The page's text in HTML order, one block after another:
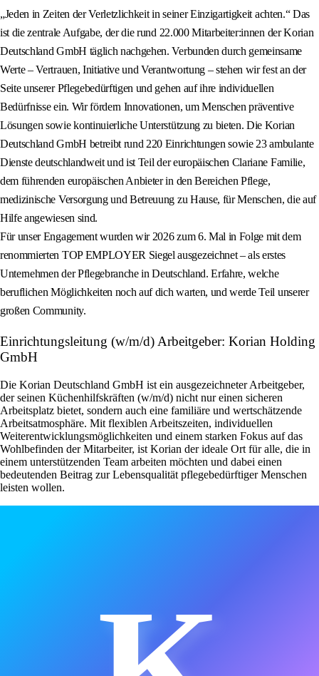
„Jeden in Zeiten der Verletzlichkeit in seiner Einzigartigkeit achten.“ Das
ist die zentrale Aufgabe, der die rund 22.000 Mitarbeiter:innen der Korian
Deutschland GmbH täglich nachgehen. Verbunden durch gemeinsame
Werte – Vertrauen, Initiative und Verantwortung – stehen wir fest an der
Seite unserer Pflegebedürftigen und gehen auf ihre individuellen
Bedürfnisse ein. Wir fördern Innovationen, um Menschen präventive
Lösungen sowie kontinuierliche Unterstützung zu bieten. Die Korian
Deutschland GmbH betreibt rund 220 Einrichtungen sowie 23 ambulante
Dienste deutschlandweit und ist Teil der europäischen Clariane Familie,
dem führenden europäischen Anbieter in den Bereichen Pflege,
medizinische Versorgung und Betreuung zu Hause, für Menschen, die auf
Hilfe angewiesen sind.
Für unser Engagement wurden wir 2026 zum 6. Mal in Folge mit dem
renommierten TOP EMPLOYER Siegel ausgezeichnet – als erstes
Unternehmen der Pflegebranche in Deutschland. Erfahre, welche
beruflichen Möglichkeiten noch auf dich warten, und werde Teil unserer
großen Community.
Einrichtungsleitung (w/m/d) Arbeitgeber: Korian Holding
GmbH
Die Korian Deutschland GmbH ist ein ausgezeichneter Arbeitgeber,
der seinen Küchenhilfskräften (w/m/d) nicht nur einen sicheren
Arbeitsplatz bietet, sondern auch eine familiäre und wertschätzende
Arbeitsatmosphäre. Mit flexiblen Arbeitszeiten, individuellen
Weiterentwicklungsmöglichkeiten und einem starken Fokus auf das
Wohlbefinden der Mitarbeiter, ist Korian der ideale Ort für alle, die in
einem unterstützenden Team arbeiten möchten und dabei einen
bedeutenden Beitrag zur Lebensqualität pflegebedürftiger Menschen
leisten wollen.